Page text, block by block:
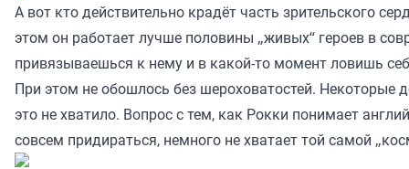
А вот кто действительно крадёт часть зрительского
этом он работает лучше половины „живых“ героев в
привязываешься к нему и в какой-то момент ловишь
При этом не обошлось без шероховатостей. Некоторые
это не хватило. Вопрос с тем, как Рокки понимает
совсем придираться, немного не хватает той самой